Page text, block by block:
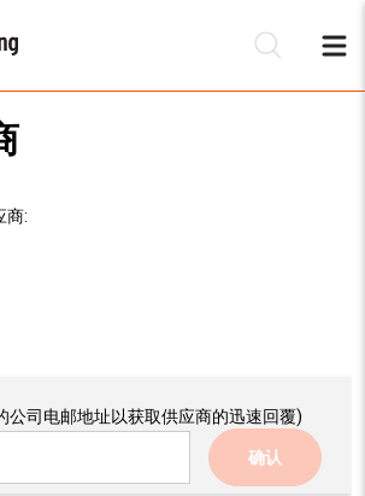
商:
公司电邮地址以获取供应商的迅速回覆)
确认